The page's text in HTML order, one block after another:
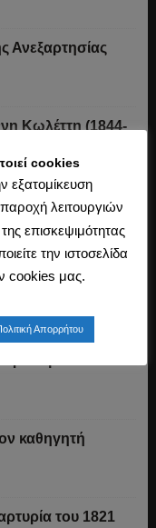
Ανεξαρτησίας
Κωλέττη (1844-
(1453)
και η εκλογή
καθηγητή
του 1821
cookies
εξατομίκευση
λειτουργιών
επισκεψιμότητας
την ιστοσελίδα
cookies μας.
Απορρήτου